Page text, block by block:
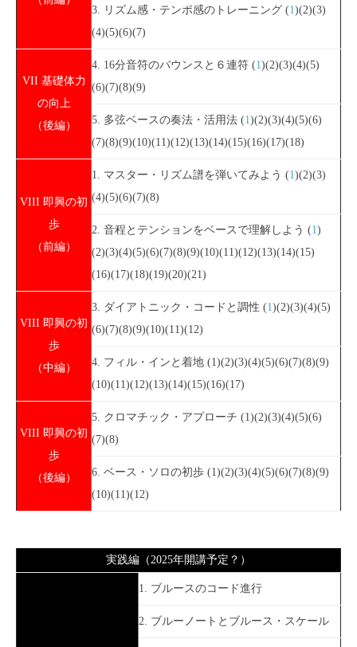
3. リズム感・テンポ感のトレーニング (1)(2)(3)
(4)(5)(6)(7)
VII 基礎体力
の向上
（後編）
4. 16分音符のバウンスと６連符 (1)(2)(3)(4)(5)
(6)(7)(8)(9)
5. 多弦ベースの奏法・活用法 (1)(2)(3)(4)(5)(6)
(7)(8)(9)(10)(11)(12)(13)(14)(15)(16)(17)(18)
VIII 即興の初
歩
（前編）
1. マスター・リズム譜を弾いてみよう (1)(2)(3)
(4)(5)(6)(7)(8)
2. 音程とテンションをベースで理解しよう (1)
(2)(3)(4)(5)(6)(7)(8)(9)(10)(11)(12)(13)(14)(15)
(16)(17)(18)(19)(20)(21)
VIII 即興の初
歩
（中編）
3. ダイアトニック・コードと調性 (1)(2)(3)(4)(5)
(6)(7)(8)(9)(10)(11)(12)
4. フィル・インと着地 (1)(2)(3)(4)(5)(6)(7)(8)(9)
(10)(11)(12)(13)(14)(15)(16)(17)
VIII 即興の初
歩
（後編）
5. クロマチック・アプローチ (1)(2)(3)(4)(5)(6)
(7)(8)
6. ベース・ソロの初歩 (1)(2)(3)(4)(5)(6)(7)(8)(9)
(10)(11)(12)
実践編（2025年開講予定？）
1. ブルースのコード進行
2. ブルーノートとブルース・スケール